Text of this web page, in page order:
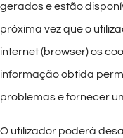
gerados e estão
próxima vez que o
internet (browser) os
informação obtida
problemas e fornecer
O utilizador poderá